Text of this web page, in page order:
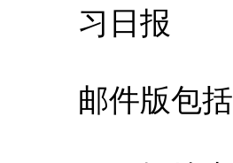
习日报
邮件版包括